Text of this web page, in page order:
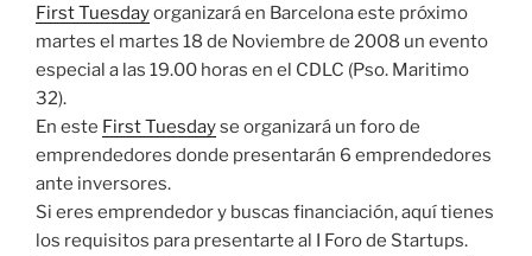
First Tuesdayorganizará en Barcelona este próximo
martes el martes 18 de Noviembre de 2008 un evento
especial a las 19.00 horas en el CDLC (Pso. Maritimo
32).
En este First Tuesdayse organizará un foro de
emprendedores donde presentarán 6 emprendedores
ante inversores.
Si eres emprendedor y buscas financiación, aquí tienes
los requisitos para presentarte al I Foro de Startups.